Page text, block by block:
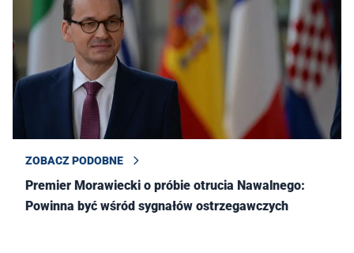
ZOBACZ PODOBNE
Premier Morawiecki o próbie otrucia Nawalnego:
Powinna być wśród sygnałów ostrzegawczych